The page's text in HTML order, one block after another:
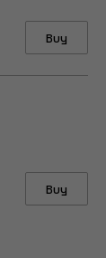
Buy
Buy